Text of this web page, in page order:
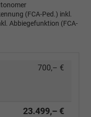
(FCA-Ped.) inkl.
Abbiegefunktion (FCA-
700,– €
23.499,– €